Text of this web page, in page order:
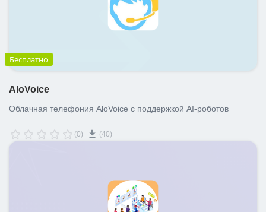
Бесплатно
AloVoice
Облачная телефония AloVoice с поддержкой AI-роботов
(0) (40)